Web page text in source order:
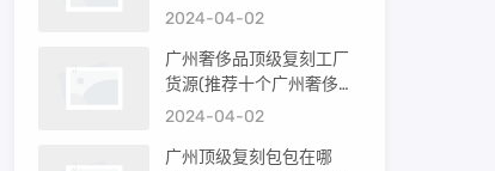
到）
2024-04-02
广州奢侈品顶级复刻工厂
货源(推荐十个广州奢侈品
购买渠道)
2024-04-02
广州顶级复刻包包在哪